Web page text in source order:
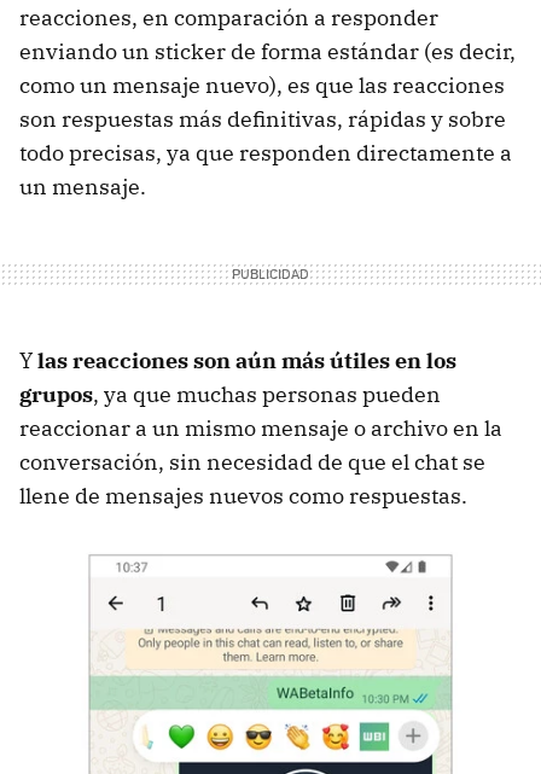
reacciones, en comparación a responder
enviando un sticker de forma estándar (es decir,
como un mensaje nuevo), es que las reacciones
son respuestas más definitivas, rápidas y sobre
todo precisas, ya que responden directamente a
un mensaje.
Ylas reacciones son aún más útiles en los
grupos, ya que muchas personas pueden
reaccionar a un mismo mensaje o archivo en la
conversación, sin necesidad de que el chat se
llene de mensajes nuevos como respuestas.